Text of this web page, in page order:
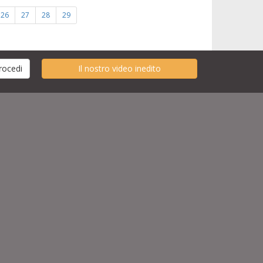
26 27 28 29
Il nostro video inedito